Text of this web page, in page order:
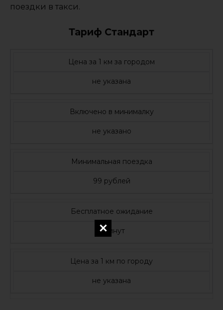
поездки в такси.
Тариф Стандарт
Цена за 1 км за городом
не указана
Включено в минималку
не указано
Минимальная поездка
99 рублей
Бесплатное ожидание
5 минут
Цена за 1 км по городу
не указана